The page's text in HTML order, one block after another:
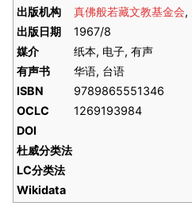
出版机构
真佛般若藏文教基金会,
出版日期
1967/8
媒介
纸本, 电子, 有声
有声书
华语, 台语
ISBN
9789865551346
OCLC
1269193984
DOI
杜威分类法
LC分类法
Wikidata